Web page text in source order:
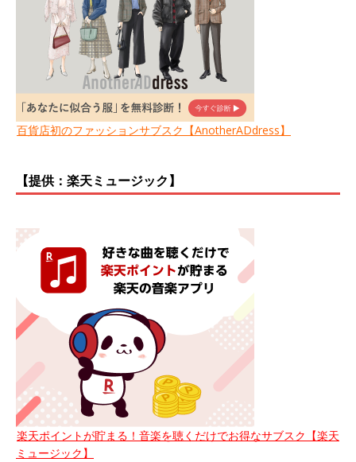
百貨店初のファッションサブスク【AnotherADdress】
【提供：楽天ミュージック】
楽天ポイントが貯まる！音楽を聴くだけでお得なサブスク【楽天
ミュージック】